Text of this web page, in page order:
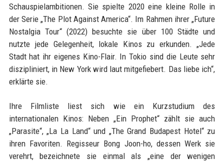
Schauspielambitionen. Sie spielte 2020 eine kleine Rolle in
der Serie „The Plot Against America“. Im Rahmen ihrer „Future
Nostalgia Tour“ (2022) besuchte sie über 100 Städte und
nutzte jede Gelegenheit, lokale Kinos zu erkunden. „Jede
Stadt hat ihr eigenes Kino-Flair. In Tokio sind die Leute sehr
diszipliniert, in New York wird laut mitgefiebert. Das liebe ich“,
erklärte sie.
Ihre Filmliste liest sich wie ein Kurzstudium des
internationalen Kinos: Neben „Ein Prophet“ zählt sie auch
„Parasite“, „La La Land“ und „The Grand Budapest Hotel“ zu
ihren Favoriten. Regisseur Bong Joon-ho, dessen Werk sie
verehrt, bezeichnete sie einmal als „eine der wenigen